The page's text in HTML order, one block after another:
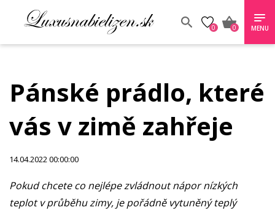
0 0 MENU
Pánské prádlo, které
vás v zimě zahřeje
14.04.2022 00:00:00
Pokud chcete co nejlépe zvládnout nápor nízkých
teplot v průběhu zimy, je pořádně vytuněný teplý